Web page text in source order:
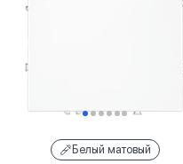
Белый матовый